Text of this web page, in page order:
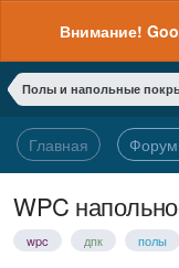
Внимание!
Полы и напольные
Главная
WPC
wpc дпк полы